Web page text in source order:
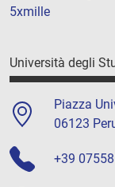
5xmille
Università degli
Piazza
06123
+39